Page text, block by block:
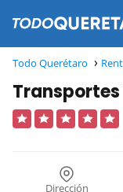
Todo Querétaro
Dirección